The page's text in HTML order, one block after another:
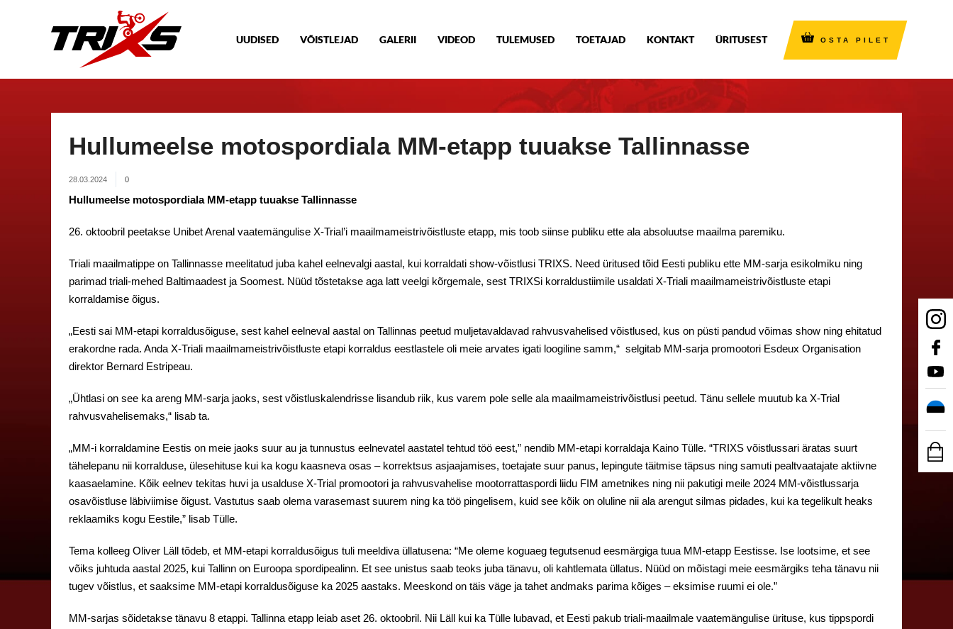
UUDISED VÕISTLEJAD GALERII VIDEOD TULEMUSED TOETAJAD KONTAKT ÜRITUSEST OSTA PILET
Hullumeelse motospordiala MM-etapp tuuakse Tallinnasse
28.03.2024 0
Hullumeelse motospordiala MM-etapp tuuakse Tallinnasse
26. oktoobril peetakse Unibet Arenal vaatemängulise X-Trial’i maailmameistrivõistluste etapp, mis toob siinse publiku ette ala absoluutse maailma paremiku.
Triali maailmatippe on Tallinnasse meelitatud juba kahel eelnevalgi aastal, kui korraldati show-võistlusi TRIXS. Need üritused tõid Eesti publiku ette MM-sarja esikolmiku ning
parimad triali-mehed Baltimaadest ja Soomest. Nüüd tõstetakse aga latt veelgi kõrgemale, sest TRIXSi korraldustiimile usaldati X-Triali maailmameistrivõistluste etapi
korraldamise õigus.
„Eesti sai MM-etapi korraldusõiguse, sest kahel eelneval aastal on Tallinnas peetud muljetavaldavad rahvusvahelised võistlused, kus on püsti pandud võimas show ning ehitatud
erakordne rada. Anda X-Triali maailmameistrivõistluste etapi korraldus eestlastele oli meie arvates igati loogiline samm,“ selgitab MM-sarja promootori Esdeux Organisation
direktor Bernard Estripeau.
„Ühtlasi on see ka areng MM-sarja jaoks, sest võistluskalendrisse lisandub riik, kus varem pole selle ala maailmameistrivõistlusi peetud. Tänu sellele muutub ka X-Trial
rahvusvahelisemaks,“ lisab ta.
„MM-i korraldamine Eestis on meie jaoks suur au ja tunnustus eelnevatel aastatel tehtud töö eest,” nendib MM-etapi korraldaja Kaino Tülle. “TRIXS võistlussari äratas suurt
tähelepanu nii korralduse, ülesehituse kui ka kogu kaasneva osas – korrektsus asjaajamises, toetajate suur panus, lepingute täitmise täpsus ning samuti pealtvaatajate aktiivne
kaasaelamine. Kõik eelnev tekitas huvi ja usalduse X-Trial promootori ja rahvusvahelise mootorrattaspordi liidu FIM ametnikes ning nii pakutigi meile 2024 MM-võistlussarja
osavõistluse läbiviimise õigust. Vastutus saab olema varasemast suurem ning ka töö pingelisem, kuid see kõik on oluline nii ala arengut silmas pidades, kui ka tegelikult heaks
reklaamiks kogu Eestile,” lisab Tülle.
Tema kolleeg Oliver Läll tõdeb, et MM-etapi korraldusõigus tuli meeldiva üllatusena: “Me oleme koguaeg tegutsenud eesmärgiga tuua MM-etapp Eestisse. Ise lootsime, et see
võiks juhtuda aastal 2025, kui Tallinn on Euroopa spordipealinn. Et see unistus saab teoks juba tänavu, oli kahtlemata üllatus. Nüüd on mõistagi meie eesmärgiks teha tänavu nii
tugev võistlus, et saaksime MM-etapi korraldusõiguse ka 2025 aastaks. Meeskond on täis väge ja tahet andmaks parima kõiges – eksimise ruumi ei ole.”
MM-sarjas sõidetakse tänavu 8 etappi. Tallinna etapp leiab aset 26. oktoobril. Nii Läll kui ka Tülle lubavad, et Eesti pakub triali-maailmale vaatemängulise ürituse, kus tippspordi